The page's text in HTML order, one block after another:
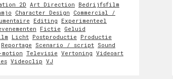
2D Art Direction Bedrijfsfilm
Character Design Commercial /
Editing Experimenteel
Fictie Geluid
Licht Postproductie Productie
Reportage Scenario / script Sound
motion Televisie Vertoning Videoart
Videoclip VJ